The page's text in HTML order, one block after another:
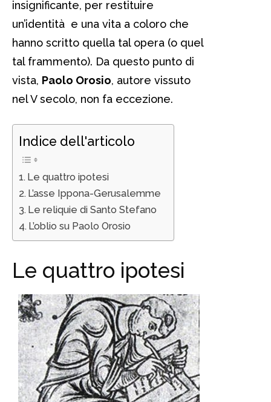
insignificante, per restituire
un’identità e una vita a coloro che
hanno scritto quella tal opera (o quel
tal frammento). Da questo punto di
vista, Paolo Orosio, autore vissuto
nel V secolo, non fa eccezione.
Indice dell'articolo
Le quattro ipotesi
L’asse Ippona-Gerusalemme
Le reliquie di Santo Stefano
L’oblio su Paolo Orosio
Le quattro ipotesi